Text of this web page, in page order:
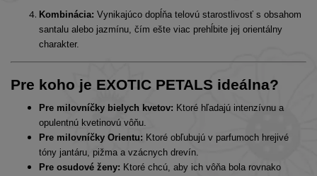
Kombinácia: Vynikajúco dopĺňa telovú starostlivosť s obsahom
santalu alebo jazmínu, čím ešte viac prehĺbite jej orientálny
charakter.
Pre koho je EXOTIC PETALS ideálna?
Pre milovníčky bielych kvetov: Ktoré hľadajú intenzívnu a
opulentnú kvetinovú vôňu.
Pre milovníčky Orientu: Ktoré obľubujú v parfumoch hrejivé
tóny jantáru, pižma a vzácnych drevín.
Pre osudové ženy: Ktoré chcú, aby ich vôňa bola rovnako